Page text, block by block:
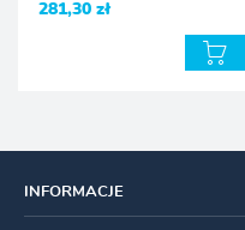
281,30 zł
INFORMACJE